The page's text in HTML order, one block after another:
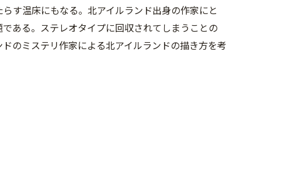
す温床にもなる。北アイルランド出身の作家にと
ある。ステレオタイプに回収されてしまうことの
のミステリ作家による北アイルランドの描き方を考